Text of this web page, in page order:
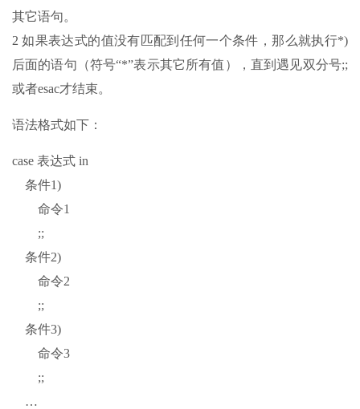
其它语句。
2 如果表达式的值没有匹配到任何一个条件，那么就执行*)
后面的语句（符号“*”表示其它所有值），直到遇见双分号;;
或者esac才结束。
语法格式如下：
case 表达式 in
条件1)
命令1
;;
条件2)
命令2
;;
条件3)
命令3
;;
…